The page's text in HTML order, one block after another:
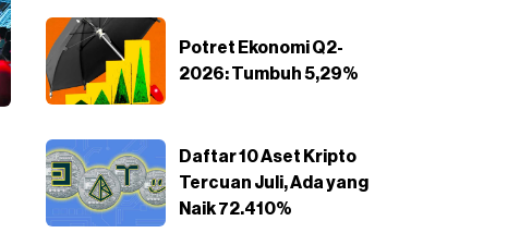
Potret Ekonomi Q2-
2026: Tumbuh 5,29%
Daftar 10 Aset Kripto
Tercuan Juli, Ada yang
Naik 72.410%